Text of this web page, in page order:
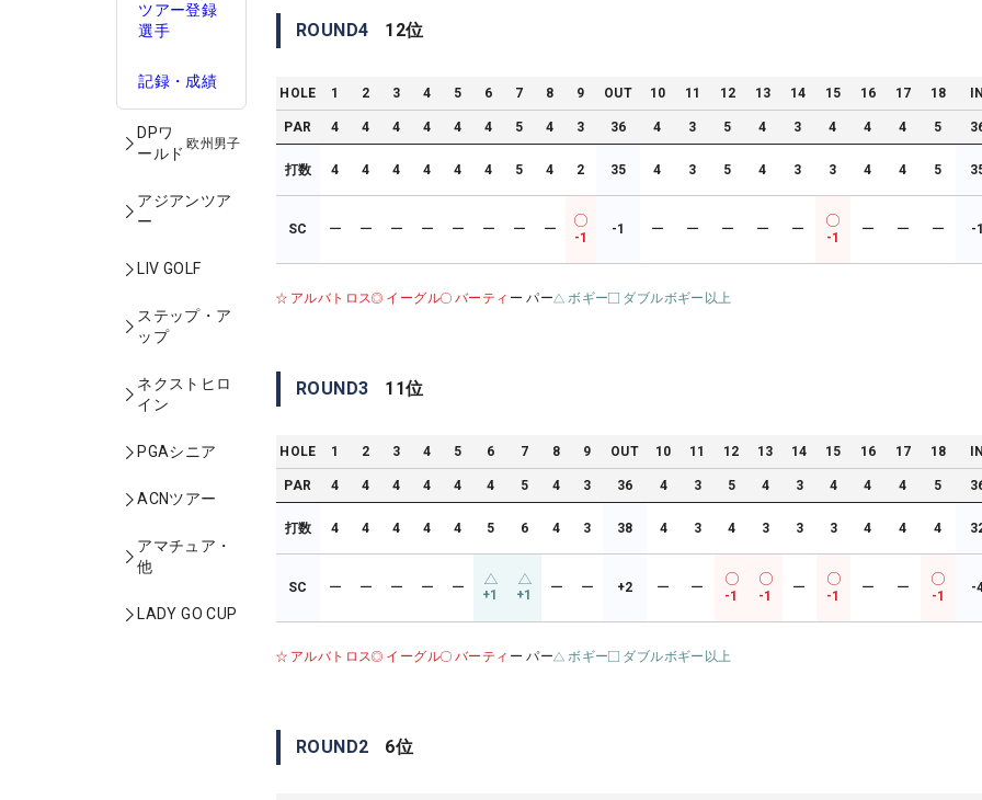
ツアー登録
選手
記録・成績
DPワ
ールド
欧州男子
アジアンツア
ー
LIV GOLF
ステップ・ア
ップ
ネクストヒロ
イン
PGAシニア
ACNツアー
アマチュア・
他
LADY GO CUP
ROUND4 12位
HOLE 1 2 3 4 5 6 7 8 9 OUT 10 11 12 13 14 15 16 17 18
PAR 4 4 4 4 4 4 5 4 3 36 4 3 5 4 3 4 4 4 5
打数 4 4 4 4 4 4 5 4 2 35 4 3 5 4 3 3 4 4 5
SC ー ー ー ー ー ー ー ー
-1
-1 ー ー ー ー ー
-1
ー ー ー -
アルバトロス イーグル バーティ ー パー ボギー ダブルボギー以上
ROUND3 11位
HOLE 1 2 3 4 5 6 7 8 9 OUT 10 11 12 13 14 15 16 17 18
PAR 4 4 4 4 4 4 5 4 3 36 4 3 5 4 3 4 4 4 5
打数 4 4 4 4 4 5 6 4 3 38 4 3 4 3 3 3 4 4 4
SC ー ー ー ー ー +1 +1 ー ー +2 ー ー
-1 -1
ー
-1
ー ー
-1
-
アルバトロス イーグル バーティ ー パー ボギー ダブルボギー以上
ROUND2 6位